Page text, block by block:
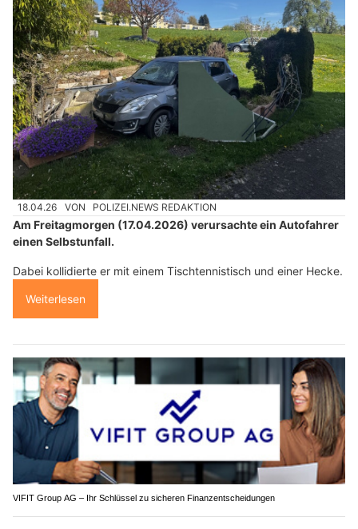
18.04.26 VON POLIZEI.NEWS REDAKTION
Am Freitagmorgen (17.04.2026) verursachte ein Autofahrer
einen Selbstunfall.
Dabei kollidierte er mit einem Tischtennistisch und einer Hecke.
Weiterlesen
VIFIT Group AG – Ihr Schlüssel zu sicheren Finanzentscheidungen